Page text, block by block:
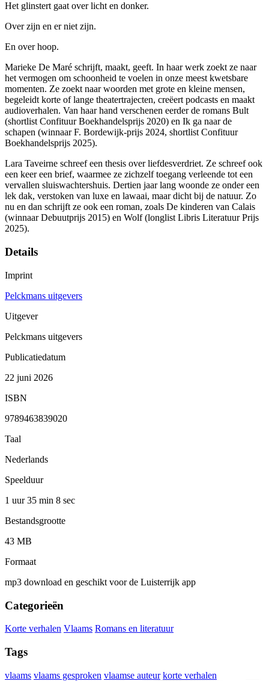
Het glinstert gaat over licht en donker.
Over zijn en er niet zijn.
En over hoop.
Marieke De Maré schrijft, maakt, geeft. In haar werk zoekt ze naar
het vermogen om schoonheid te voelen in onze meest kwetsbare
momenten. Ze zoekt naar woorden met grote en kleine mensen,
begeleidt korte of lange theatertrajecten, creëert podcasts en maakt
audioverhalen. Van haar hand verschenen eerder de romans Bult
(shortlist Confituur Boekhandelsprijs 2020) en Ik ga naar de
schapen (winnaar F. Bordewijk-prijs 2024, shortlist Confituur
Boekhandelsprijs 2025).
Lara Taveirne schreef een thesis over liefdesverdriet. Ze schreef ook
een keer een brief, waarmee ze zichzelf toegang verleende tot een
vervallen sluiswachtershuis. Dertien jaar lang woonde ze onder een
lek dak, verstoken van luxe en lawaai, maar dicht bij de natuur. Zo
nu en dan schrijft ze ook een roman, zoals De kinderen van Calais
(winnaar Debuutprijs 2015) en Wolf (longlist Libris Literatuur Prijs
2025).
Details
Imprint
Pelckmans uitgevers
Uitgever
Pelckmans uitgevers
Publicatiedatum
22 juni 2026
ISBN
9789463839020
Taal
Nederlands
Speelduur
1 uur 35 min 8 sec
Bestandsgrootte
43 MB
Formaat
mp3 download en geschikt voor de Luisterrijk app
Categorieën
Korte verhalen Vlaams Romans en literatuur
Tags
vlaams vlaams gesproken vlaamse auteur korte verhalen